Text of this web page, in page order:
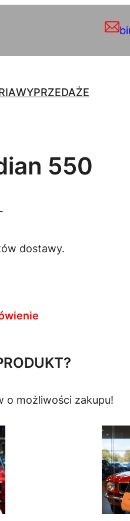
WYPRZEDAŻE
550
dostawy.
o możliwości zakupu!